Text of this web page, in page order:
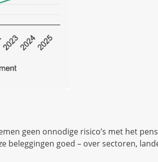
geen onnodige risico’s met het
beleggingen goed – over sectoren,